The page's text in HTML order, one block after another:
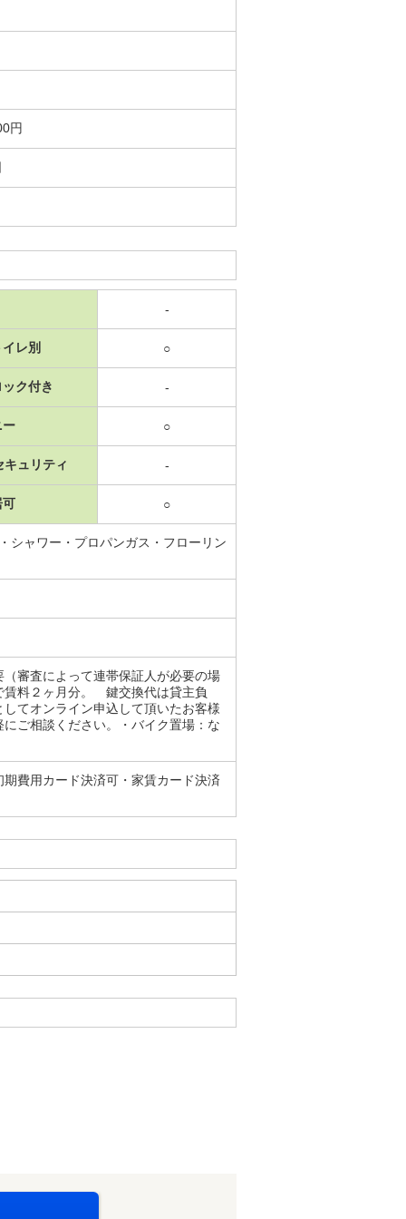
円
-
レ別 ○
ク付き -
ー ○
キュリティ -
可 ○
シャワー・プロパンガス・フローリン
審査によって連帯保証人が必要の場
賃料２ヶ月分。 鍵交換代は貸主負
てオンライン申込して頂いたお客様
ご相談ください。・バイク置場：な
費用カード決済可・家賃カード決済